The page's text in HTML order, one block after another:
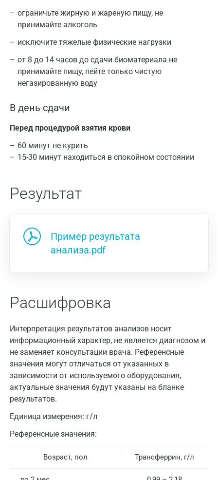
ограничьте жирную и жареную пищу, не
принимайте алкоголь
исключите тяжелые физические нагрузки
от 8 до 14 часов до сдачи биоматериала не
принимайте пищу, пейте только чистую
негазированную воду
В день сдачи
Перед процедурой взятия крови
60 минут не курить
15-30 минут находиться в спокойном состоянии
Результат
Пример результата
анализа.pdf
Расшифровка
Интерпретация результатов анализов носит
информационный характер, не является диагнозом и
не заменяет консультации врача. Референсные
значения могут отличаться от указанных в
зависимости от используемого оборудования,
актуальные значения будут указаны на бланке
результатов.
Единица измерения: г/л
Референсные значения:
Возраст, пол Трансферрин, г/л